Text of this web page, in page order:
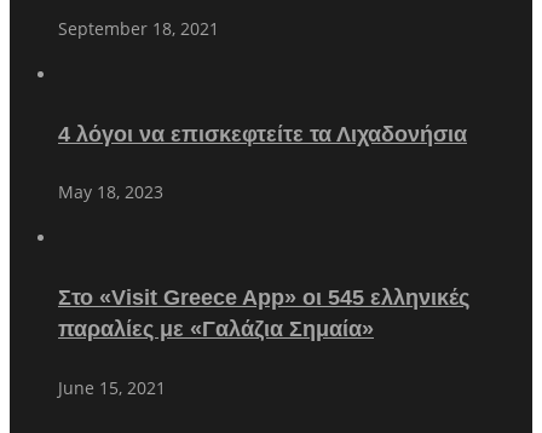
September 18, 2021
4 λόγοι να επισκεφτείτε τα Λιχαδονήσια
May 18, 2023
Στο «Visit Greece App» οι 545 ελληνικές
παραλίες με «Γαλάζια Σημαία»
June 15, 2021